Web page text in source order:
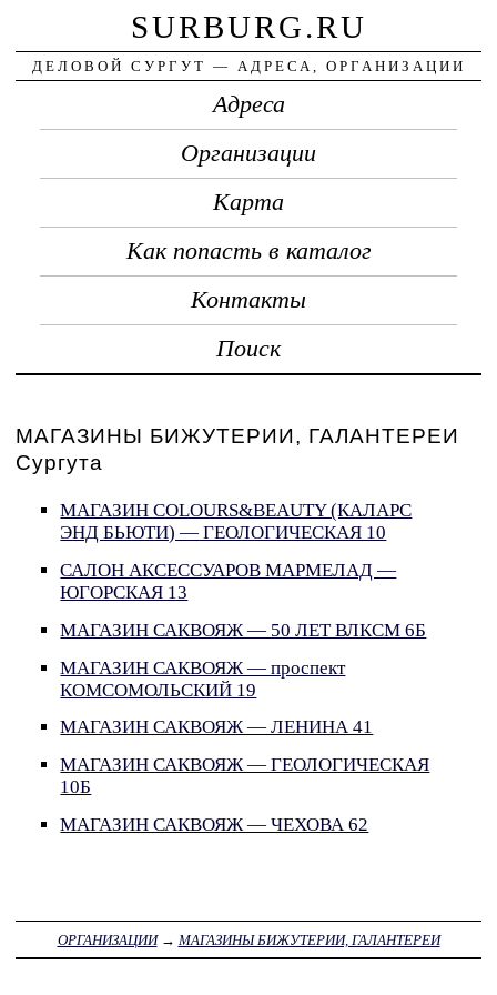
SURBURG.RU
ДЕЛОВОЙ СУРГУТ — АДРЕСА, ОРГАНИЗАЦИИ
Адреса
Организации
Карта
Как попасть в каталог
Контакты
Поиск
МАГАЗИНЫ БИЖУТЕРИИ, ГАЛАНТЕРЕИ
Сургута
МАГАЗИН COLOURS&BEAUTY (КАЛАРС
ЭНД БЬЮТИ) — ГЕОЛОГИЧЕСКАЯ 10
САЛОН АКСЕССУАРОВ МАРМЕЛАД —
ЮГОРСКАЯ 13
МАГАЗИН САКВОЯЖ — 50 ЛЕТ ВЛКСМ 6Б
МАГАЗИН САКВОЯЖ — проспект
КОМСОМОЛЬСКИЙ 19
МАГАЗИН САКВОЯЖ — ЛЕНИНА 41
МАГАЗИН САКВОЯЖ — ГЕОЛОГИЧЕСКАЯ
10Б
МАГАЗИН САКВОЯЖ — ЧЕХОВА 62
ОРГАНИЗАЦИИ→ МАГАЗИНЫ БИЖУТЕРИИ, ГАЛАНТЕРЕИ